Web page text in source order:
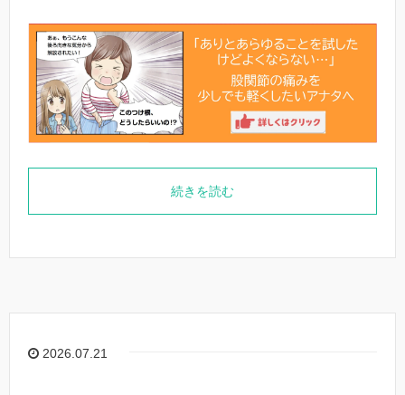
続きを読む
2026.07.21